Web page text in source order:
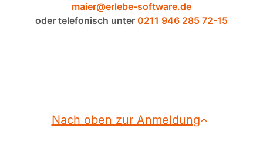
maier@erlebe-software.de
oder telefonisch unter 0211 946 285 72-15
Nach oben zur Anmeldung